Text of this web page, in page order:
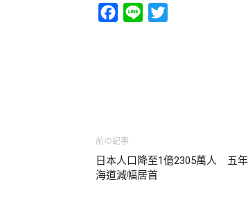
Facebook
Line
前の記事
日本人口降至1億2305萬人 五
海道減幅居首